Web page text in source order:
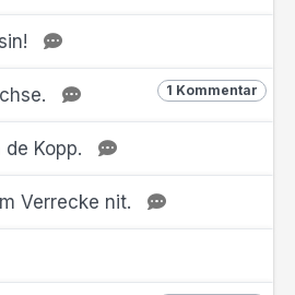
1 Kommentar
Kopp.
Verrecke nit.